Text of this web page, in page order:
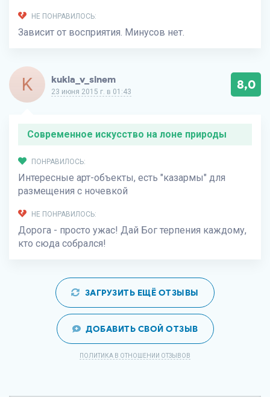
НЕ ПОНРАВИЛОСЬ:
Зависит от восприятия. Минусов нет.
K kukla_v_sinem
23 июня 2015 г. в 01:43 8,0
Современное искусство на лоне природы
ПОНРАВИЛОСЬ:
Интересные арт-объекты, есть "казармы" для
размещения с ночевкой
НЕ ПОНРАВИЛОСЬ:
Дорога - просто ужас! Дай Бог терпения каждому,
кто сюда собрался!
ЗАГРУЗИТЬ ЕЩЁ ОТЗЫВЫ
ДОБАВИТЬ СВОЙ ОТЗЫВ
ПОЛИТИКА В ОТНОШЕНИИ ОТЗЫВОВ